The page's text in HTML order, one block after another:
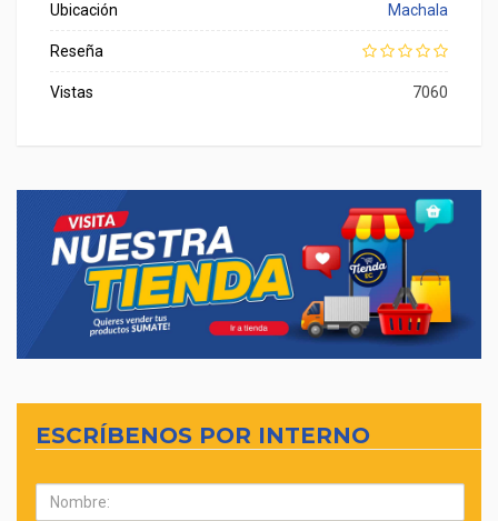
Ubicación Machala
Reseña
Vistas 7060
ESCRÍBENOS POR INTERNO
Nombre: